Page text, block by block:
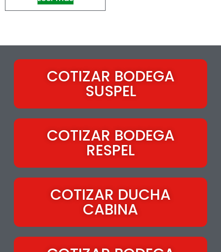
COTIZAR BODEGA
SUSPEL
COTIZAR BODEGA
RESPEL
COTIZAR DUCHA
CABINA